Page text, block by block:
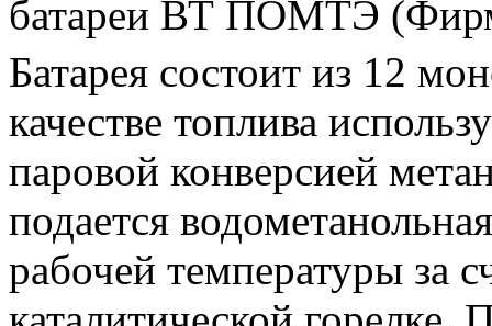
батареи ВТ ПОМТЭ
Батарея состоит из 12
качестве топлива
паровой конверсией
подается
рабочей температуры за